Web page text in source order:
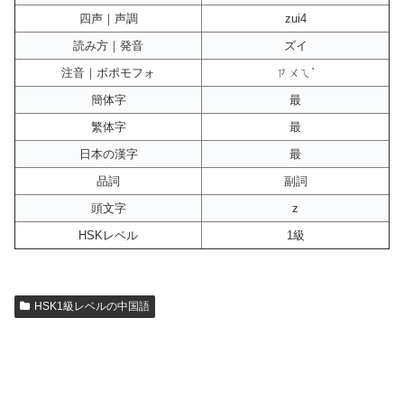
四声｜声調
zui4
読み方｜発音
ズイ
注音｜ボポモフォ
ㄗㄨㄟˋ
簡体字
最
繁体字
最
日本の漢字
最
品詞
副詞
頭文字
z
HSKレベル
1級
HSK1級レベルの中国語